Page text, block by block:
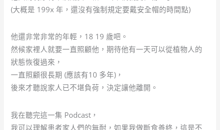
(大概是 199x 年，還沒有強制規定要戴安全帽的時間點)
他還非常非常的年輕，18 19 歲吧。
然候家裡人就要一直照顧他，期待他有一天可以從植物人的
狀態恢復過來，
一直照顧很長期 (應該有10 多年)，
後來才聽說家人已不堪負荷，決定讓他離開。
我在聽完這一集 Podcast，
我可以理解患者家人們的無耐，如果我做斷食善終，這是不